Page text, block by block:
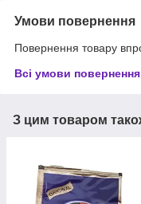
Умови повернення
Повернення товару
Всі умови повернення
З цим товаром